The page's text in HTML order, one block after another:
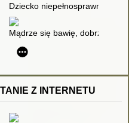
ruchowo
Dziecko niepełnosprawne w
język
Mądrze się bawię, dobrze się
Cz. 2
Z INTERNETU